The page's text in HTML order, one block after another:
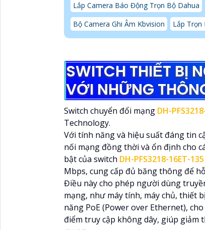
Lắp Camera Báo Động Trọn Bộ Dahua
Bộ Camera Ghi Âm Kbvision
Lắp Trọn
SWITCH THIẾT BỊ
VỚI NHỮNG
Switch chuyển đổi mạng DH-
Technology.
Với tính năng và hiệu suất đáng tin
nối mạng đồng thời và ổn định cho
bật của switch DH-PFS3218-16ET-135
Mbps, cung cấp đủ băng thông để
Điều này cho phép người dùng
mạng, như máy tính, máy chủ, thiết
năng PoE (Power over Ethernet),
điểm truy cập không dây, giúp giảm